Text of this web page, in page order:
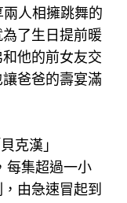
人相擁跳舞的
了生日提前暖
他的前女友交
爸爸的壽宴滿
克漢」
每集超過一小
由急速冒起到